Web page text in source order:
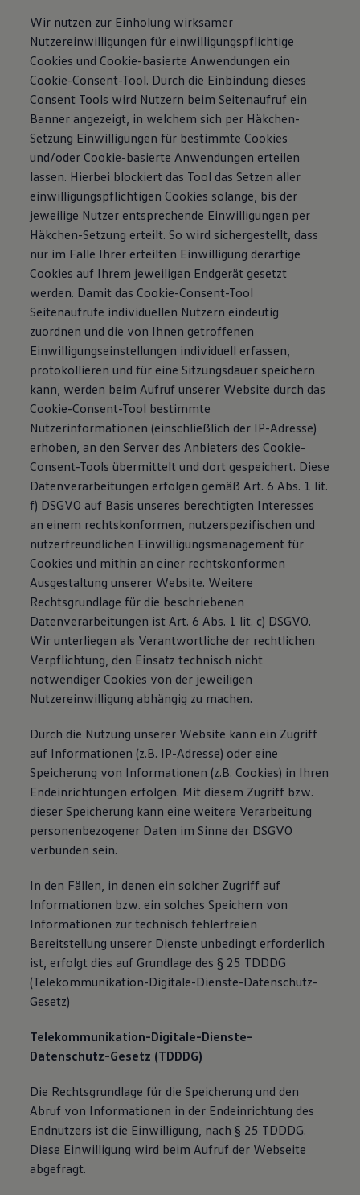
Wir nutzen zur Einholung wirksamer
Nutzereinwilligungen für einwilligungspflichtige
Cookies und Cookie-basierte Anwendungen ein
Cookie-Consent-Tool. Durch die Einbindung dieses
Consent Tools wird Nutzern beim Seitenaufruf ein
Banner angezeigt, in welchem sich per Häkchen-
Setzung Einwilligungen für bestimmte Cookies
und/oder Cookie-basierte Anwendungen erteilen
lassen. Hierbei blockiert das Tool das Setzen aller
einwilligungspflichtigen Cookies solange, bis der
jeweilige Nutzer entsprechende Einwilligungen per
Häkchen-Setzung erteilt. So wird sichergestellt, dass
nur im Falle Ihrer erteilten Einwilligung derartige
Cookies auf Ihrem jeweiligen Endgerät gesetzt
werden. Damit das Cookie-Consent-Tool
Seitenaufrufe individuellen Nutzern eindeutig
zuordnen und die von Ihnen getroffenen
Einwilligungseinstellungen individuell erfassen,
protokollieren und für eine Sitzungsdauer speichern
kann, werden beim Aufruf unserer Website durch das
Cookie-Consent-Tool bestimmte
Nutzerinformationen (einschließlich der IP-Adresse)
erhoben, an den Server des Anbieters des Cookie-
Consent-Tools übermittelt und dort gespeichert. Diese
Datenverarbeitungen erfolgen gemäß Art. 6 Abs. 1 lit.
f) DSGVO auf Basis unseres berechtigten Interesses
an einem rechtskonformen, nutzerspezifischen und
nutzerfreundlichen Einwilligungsmanagement für
Cookies und mithin an einer rechtskonformen
Ausgestaltung unserer Website. Weitere
Rechtsgrundlage für die beschriebenen
Datenverarbeitungen ist Art. 6 Abs. 1 lit. c) DSGVO.
Wir unterliegen als Verantwortliche der rechtlichen
Verpflichtung, den Einsatz technisch nicht
notwendiger Cookies von der jeweiligen
Nutzereinwilligung abhängig zu machen.
Durch die Nutzung unserer Website kann ein Zugriff
auf Informationen (z.B. IP-Adresse) oder eine
Speicherung von Informationen (z.B. Cookies) in Ihren
Endeinrichtungen erfolgen. Mit diesem Zugriff bzw.
dieser Speicherung kann eine weitere Verarbeitung
personenbezogener Daten im Sinne der DSGVO
verbunden sein.
In den Fällen, in denen ein solcher Zugriff auf
Informationen bzw. ein solches Speichern von
Informationen zur technisch fehlerfreien
Bereitstellung unserer Dienste unbedingt erforderlich
ist, erfolgt dies auf Grundlage des § 25 TDDDG
(Telekommunikation-Digitale-Dienste-Datenschutz-
Gesetz)
Telekommunikation-Digitale-Dienste-
Datenschutz-Gesetz (TDDDG)
Die Rechtsgrundlage für die Speicherung und den
Abruf von Informationen in der Endeinrichtung des
Endnutzers ist die Einwilligung, nach § 25 TDDDG.
Diese Einwilligung wird beim Aufruf der Webseite
abgefragt.